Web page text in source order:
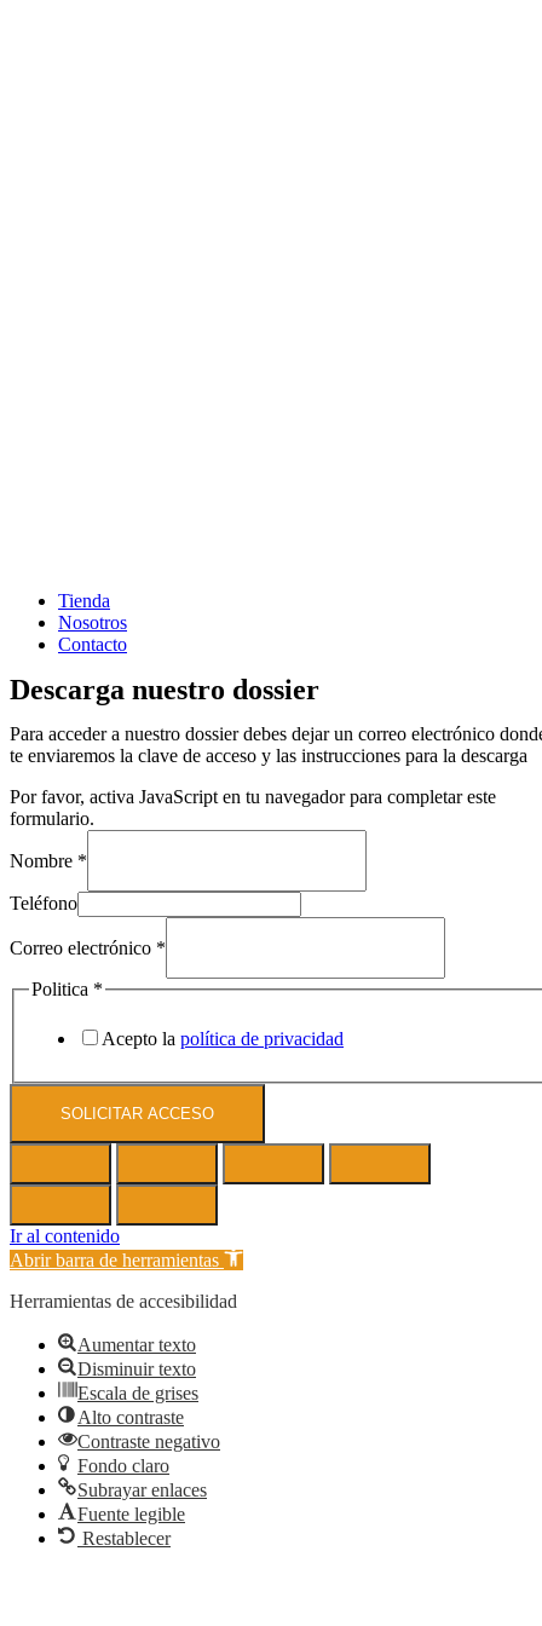
Tienda
Nosotros
Contacto
Descarga nuestro dossier
Para acceder a nuestro dossier debes dejar un correo electrónico
te enviaremos la clave de acceso y las instrucciones para la descarga
Por favor, activa JavaScript en tu navegador para completar este
formulario.
Nombre *
Teléfono
Correo electrónico *
Politica *
Acepto la política de privacidad
SOLICITAR ACCESO
Ir al contenido
Abrir barra de herramientas
Herramientas de accesibilidad
Aumentar texto
Disminuir texto
Escala de grises
Alto contraste
Contraste negativo
Fondo claro
Subrayar enlaces
Fuente legible
Restablecer